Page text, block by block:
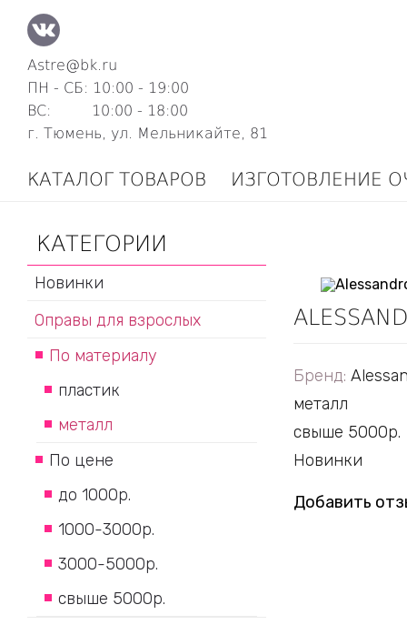
Astre@bk.ru
ПН - СБ: 10:00 - 19:00
ВС: 10:00 - 18:00
г. Тюмень, ул. Мельникайте, 81
КАТАЛОГ ТОВАРОВ ИЗГОТОВЛЕНИЕ
Бренд:
металл
свыше 5000р.
Новинки
Добавить
КАТЕГОРИИ
Новинки
Оправы для взрослых
По материалу
пластик
металл
По цене
до 1000р.
1000-3000р.
3000-5000р.
свыше 5000р.